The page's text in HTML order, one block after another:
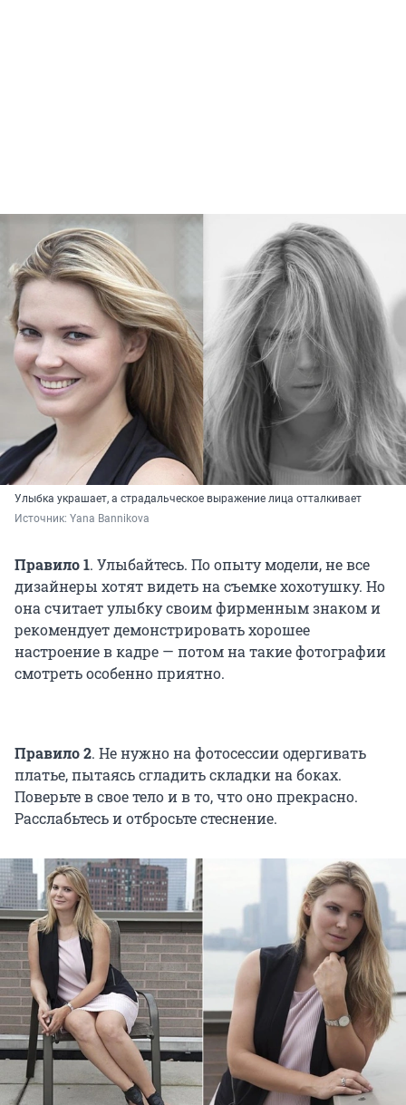
Улыбка украшает, а страдальческое выражение лица отталкивает
Источник: Yana Bannikova
Правило 1. Улыбайтесь. По опыту модели, не все
дизайнеры хотят видеть на съемке хохотушку. Но
она считает улыбку своим фирменным знаком и
рекомендует демонстрировать хорошее
настроение в кадре — потом на такие фотографии
смотреть особенно приятно.
Правило 2. Не нужно на фотосессии одергивать
платье, пытаясь сгладить складки на боках.
Поверьте в свое тело и в то, что оно прекрасно.
Расслабьтесь и отбросьте стеснение.